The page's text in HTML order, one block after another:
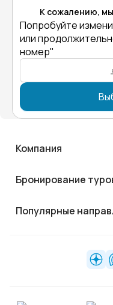
К сожалению,
Попробуйте
или
номер"
Компания
Бронирование
Популярные